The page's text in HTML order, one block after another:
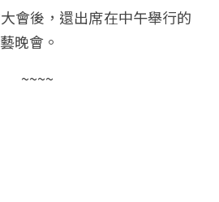
會後，還出席在中午舉行的
晚會。
~~~~